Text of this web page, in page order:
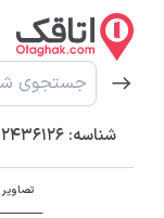
شناسه: 2436126
تصاویر